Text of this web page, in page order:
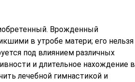
Врожденный
в утробе матери; его нельзя
под влиянием различных
и длительное нахождение в
лечебной гимнастикой и